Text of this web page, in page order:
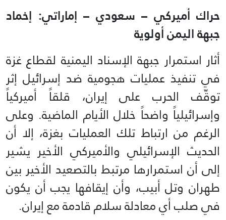
حراك أميركي – سعودي – إماراتي: إخماد
جبهة اليمن أولوية
أثار استمرار جبهة الإسناد اليمنية لقطاع غزة
في تنفيذ عمليات هجومية ضد إسرائيل إثر
توقّف الحرب على إيران، قلقاً أميركياً
وإسرائيلياً واضحاً خلال الأيام الماضية. وعلى
الرغم من ارتباط تلك العمليات بغزة، إلا أن
الحديث الإسرائيلي والأميركي الأخير يشير
إلى أن استمرارها مرتبط بالتصعيد الأخير بين
طهران وتل أبيب، وأن إيقافها يجب أن يكون
في صلب أي معادلة سلام قادمة مع إيران.